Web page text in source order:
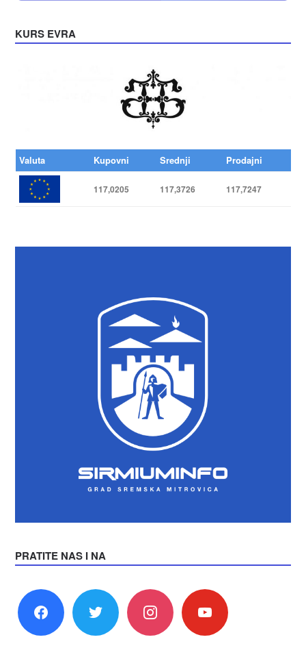
KURS EVRA
Valuta Kupovni Srednji Prodajni
117,0205 117,3726 117,7247
PRATITE NAS I NA
facebook twitter instagram youtube